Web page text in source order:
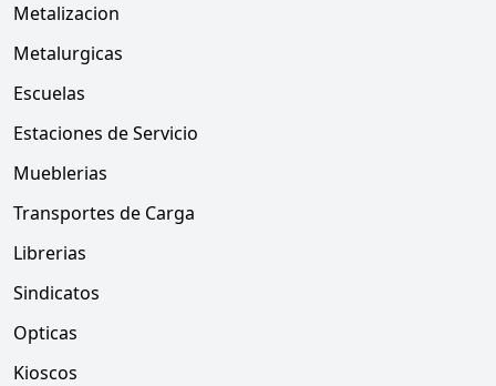
Metalizacion
Metalurgicas
Escuelas
Estaciones de Servicio
Mueblerias
Transportes de Carga
Librerias
Sindicatos
Opticas
Kioscos